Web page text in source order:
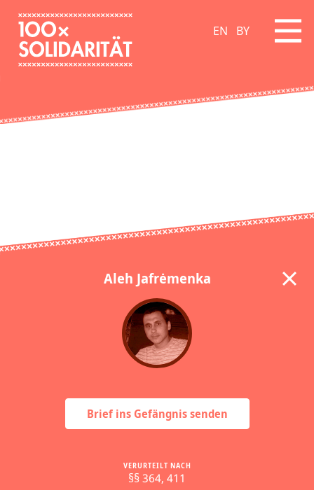
EN BY
Aleh Jafrėmenka
Brief ins Gefängnis senden
VERURTEILT NACH
§§ 364, 411